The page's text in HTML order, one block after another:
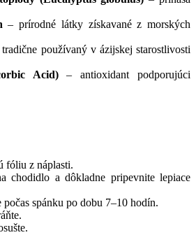
– prírodné látky získavané z morských
používaný v ázijskej starostlivosti
Acid)– antioxidant podporujúci
fóliu z náplasti.
chodidlo a dôkladne pripevnite lepiace
spánku po dobu 7–10 hodín.